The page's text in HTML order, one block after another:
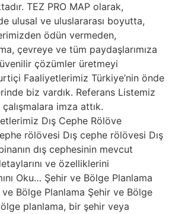
TEZ PRO MAP olarak,
ulusal ve uluslararası boyutta,
ödün vermeden,
çevreye ve tüm paydaşlarımıza
çözümler üretmeyi
Faaliyetlerimiz Türkiye’nin önde
biz vardık. Referans Listemiz
imza attık.
Dış Cephe Rölöve
rölövesi Dış cephe rölövesi Dış
dış cephesinin mevcut
ve özelliklerini
Oku… Şehir ve Bölge Planlama
Bölge Planlama Şehir ve Bölge
planlama, bir şehir veya